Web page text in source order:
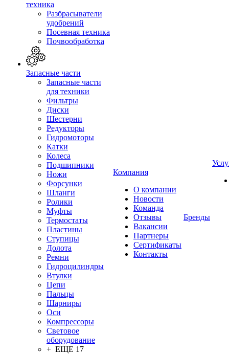
техника
Разбрасыватели
удобрений
Посевная техника
Почвообработка
Запасные части
Запасные части
для техники
Фильтры
Диски
Шестерни
Редукторы
Гидромоторы
Катки
Колеса
Подшипники
Ножи
Форсунки
Шланги
Ролики
Муфты
Термостаты
Пластины
Ступицы
Долота
Ремни
Гидроцилиндры
Втулки
Цепи
Пальцы
Шарниры
Оси
Компрессоры
Световое
оборудование
+ ЕЩЕ 17
Компания
О компании
Новости
Команда
Отзывы
Вакансии
Партнеры
Сертификаты
Контакты
Бренды